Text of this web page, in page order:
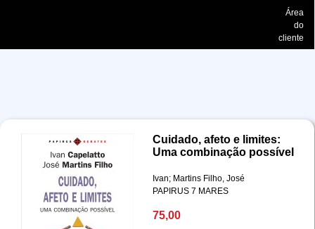
Área
do
cliente
Cuidado, afeto e limites:
Uma combinação possível
Ivan; Martins Filho, José
PAPIRUS 7 MARES
75,00